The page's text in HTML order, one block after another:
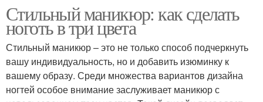
Стильный маникюр: как сделать
ноготь в три цвета
Стильный маникюр – это не только способ подчеркнуть
вашу индивидуальность, но и добавить изюминку к
вашему образу. Среди множества вариантов дизайна
ногтей особое внимание заслуживает маникюр с